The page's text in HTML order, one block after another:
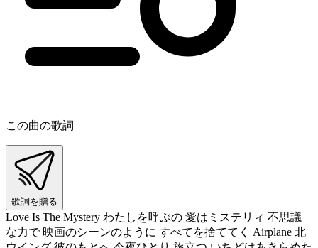
この曲の歌詞
歌詞を贈る
Love Is The Mystery わたしを呼ぶの 愛はミステリィ 不思議
な力で 映画のシーンのように すべてを捨ててく Airplane 北